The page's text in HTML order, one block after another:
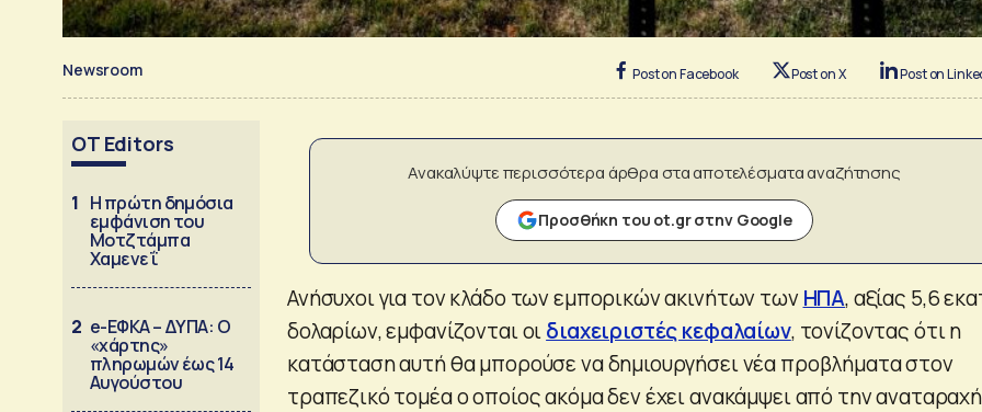
Newsroom Post on Facebook Post on X Post on
OT Editors
1 Η πρώτη δημόσια
εμφάνιση του
Μοτζτάμπα
Χαμενεΐ
2 e-ΕΦΚΑ – ΔΥΠΑ: Ο
«χάρτης»
πληρωμών έως 14
Αυγούστου
Ανακαλύψτε περισσότερα άρθρα στα αποτελέσματα αναζήτησης
Προσθήκη του ot.gr στην Google
Ανήσυχοι για τον κλάδο των εμπορικών ακινήτων των ΗΠΑ, αξίας 5,6
δολαρίων, εμφανίζονται οιδιαχειριστές κεφαλαίων, τονίζοντας ότι η
κατάσταση αυτή θα μπορούσε να δημιουργήσει νέα προβλήματα στον
τραπεζικό τομέα ο οποίος ακόμα δεν έχει ανακάμψει από την αναταραχή